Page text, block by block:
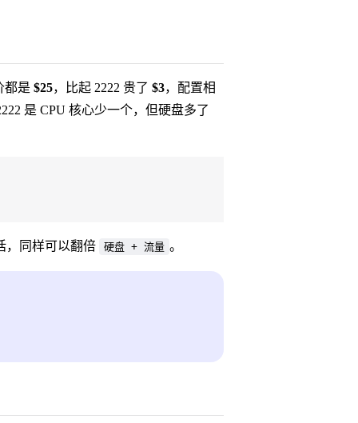
都是 $25，比起 2222 贵了 $3，配置相
是 CPU 核心少一个，但硬盘多了
，同样可以翻倍 硬盘 + 流量 。